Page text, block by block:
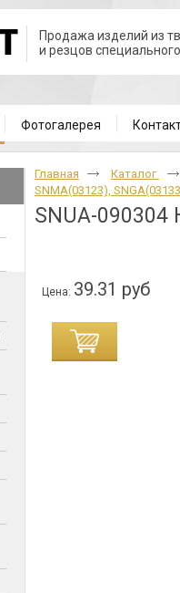
Продажа изделий из
и резцов
Фотогалерея
Главная
Каталог
SNMA(03123),
SNUA-090304
Цена: 39.31 руб